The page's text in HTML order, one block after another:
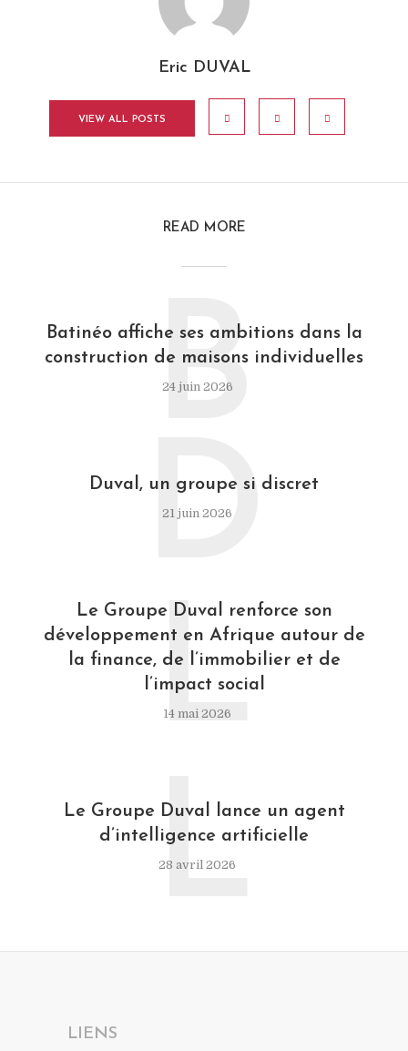
Eric DUVAL
VIEW ALL POSTS
READ MORE
Batinéo affiche ses ambitions dans la
construction de maisons individuelles
24 juin 2026
B
Duval, un groupe si discret
21 juin 2026
D
Le Groupe Duval renforce son
développement en Afrique autour de
la finance, de l’immobilier et de
l’impact social
14 mai 2026
L
Le Groupe Duval lance un agent
d’intelligence artificielle
28 avril 2026
L
LIENS